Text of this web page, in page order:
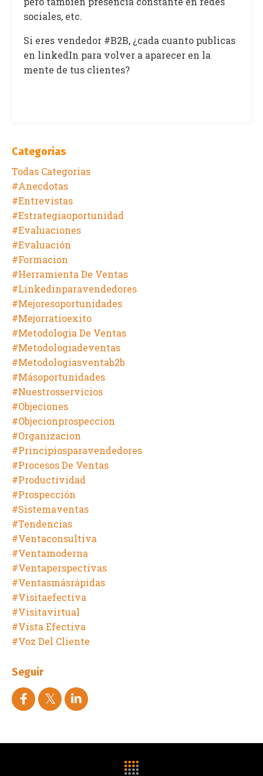
sociales, etc.
Si eres vendedor #B2B, ¿cada cuanto publicas
en linkedIn para volver a aparecer en la
mente de tus clientes?
Categorias
Todas Categorias
#anecdotas
#entrevistas
#estrategiaoportunidad
#evaluaciones
#evaluación
#formacion
#herramienta De Ventas
#linkedinparavendedores
#mejoresoportunidades
#mejorratioexito
#metodologia De Ventas
#metodologiadeventas
#metodologiasventab2b
#másoportunidades
#nuestrosservicios
#objeciones
#objecionprospeccion
#organizacion
#principiosparavendedores
#procesos De Ventas
#productividad
#prospección
#sistemaventas
#tendencias
#ventaconsultiva
#ventamoderna
#ventaperspectivas
#ventasmásrápidas
#visitaefectiva
#visitavirtual
#vista Efectiva
#voz Del Cliente
Seguir